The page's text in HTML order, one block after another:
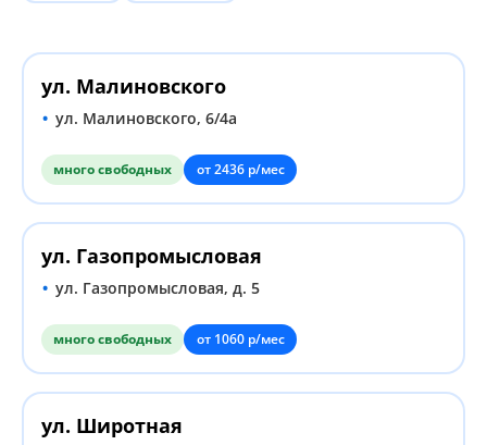
ул. Малиновского
ул. Малиновского, 6/4а
много свободных от 2436 р/мес
ул. Газопромысловая
ул. Газопромысловая, д. 5
много свободных от 1060 р/мес
ул. Широтная